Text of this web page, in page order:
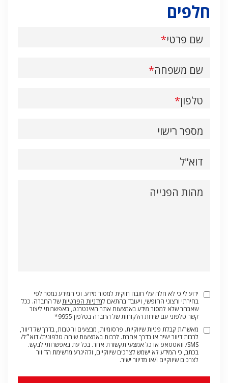
חלפים
שם פרטי
שם משפחה
טלפון
מספר רישוי
דוא"ל
מהות הפנייה
ידוע לי כי לא חלה עלי חובה חוקית למסור מידע. וכי המידע נמסר לפי
בחירתי ורצוני החופשי, ויעובד בהתאם למדניות הפרטיותשל החברה. ככל
שאבחר שלא למסור מידע באמצעות אתר האינטרנט, באפשרותי ליצור
קשר טלפוני עם שירות הלקוחות של החברה בטלפון 9955*
מאשר/ת קבלת פניות שיווקיות. פרסומיות, מבצעים והטבות, בדרך של דיוור,
לרבות דיוור ישיר או בדרך אחרת. לרבות באמצעות שיחה טלפונית/ דוא״ל/
SMS/ וואטסאפ או כל אמצעי תקשורת אחר. בכל עת באפשרותי לבקש.
בכתב, כי המידע לא ישמש לצרכים שיווקיים, ולהיגרע מרשימת הדיוור
לצרכים שיווקיים ו/או מדיוור ישיר.